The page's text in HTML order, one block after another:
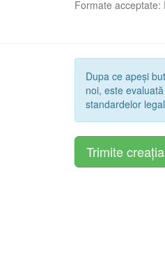
Formate acceptate:
Dupa ce apeși
noi, este
standardelor